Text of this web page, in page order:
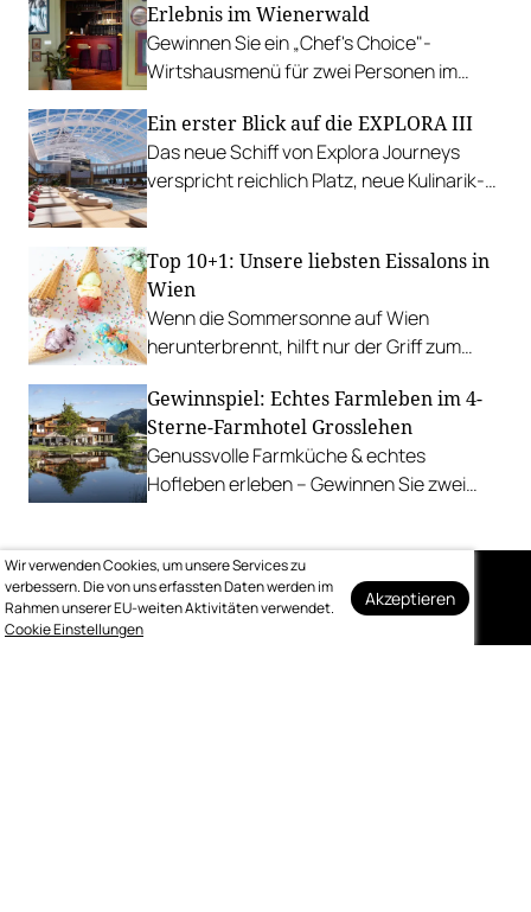
Erlebnis im Wienerwald
Gewinnen Sie ein „Chef's Choice"-
Wirtshausmenü für zwei Personen im
Gumpoldskirchen.
Ein erster Blick auf die EXPLORA III
Das neue Schiff von Explora Journeys
verspricht reichlich Platz, neue Kulinarik-
Top 10+1: Unsere liebsten Eissalons in
Wien
Wenn die Sommersonne auf Wien
herunterbrennt, hilft nur der Griff zum
uns am liebsten ab.
Gewinnspiel: Echtes Farmleben im 4-
Sterne-Farmhotel Grosslehen
Genussvolle Farmküche & echtes
Hofleben erleben – Gewinnen Sie zwei
Auf dem Laufenden
Wir verwenden Cookies, um unsere Services zu
verbessern. Die von uns erfassten Daten werden im
Rahmen unserer EU-weiten Aktivitäten verwendet.
Cookie Einstellungen
Akzeptieren